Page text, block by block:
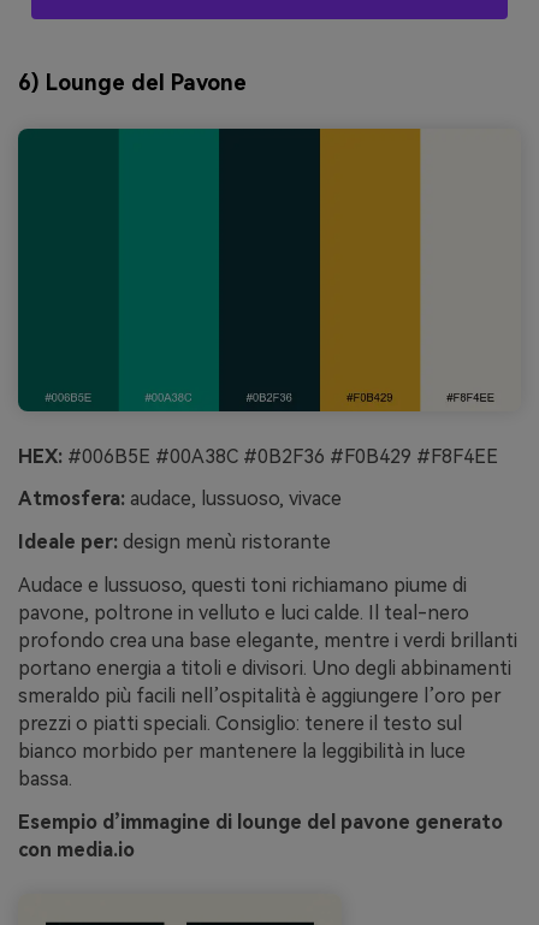
6) Lounge del Pavone
HEX: #006B5E #00A38C #0B2F36 #F0B429 #F8F4EE
Atmosfera: audace, lussuoso, vivace
Ideale per: design menù ristorante
Audace e lussuoso, questi toni richiamano piume di
pavone, poltrone in velluto e luci calde. Il teal-nero
profondo crea una base elegante, mentre i verdi brillanti
portano energia a titoli e divisori. Uno degli abbinamenti
smeraldo più facili nell’ospitalità è aggiungere l’oro per
prezzi o piatti speciali. Consiglio: tenere il testo sul
bianco morbido per mantenere la leggibilità in luce
bassa.
Esempio d’immagine di lounge del pavone generato
con media.io